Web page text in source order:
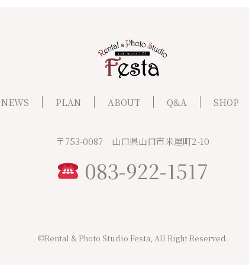
NEWS PLAN ABOUT Q&A SHOP
〒753-0087 山口県山口市米屋町2-10
083-922-1517
©Rental & Photo Studio Festa, All Right Reserved.